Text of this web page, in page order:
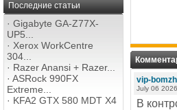
Последние статьи
· Gigabyte GA-Z77X-
UP5...
· Xerox WorkCentre
304...
· Razer Anansi + Razer...
· ASRock 990FX
Extreme...
· KFA2 GTX 580 MDT X4
vip-bomzh
July 06
В